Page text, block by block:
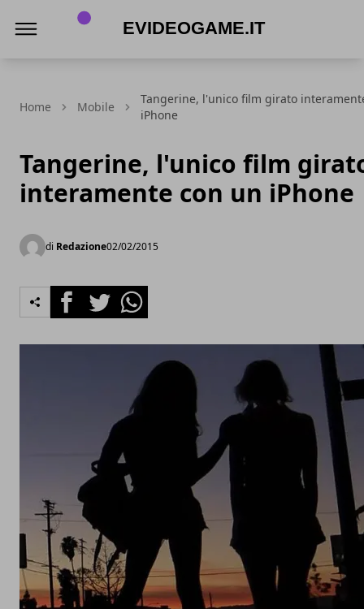
Home Mobile
Tangerine, l'unico film girato
iPhone
Tangerine, l'unico film
interamente con un iPhone
di Redazione02/02/2015
FacebookTwitterWhatsapp